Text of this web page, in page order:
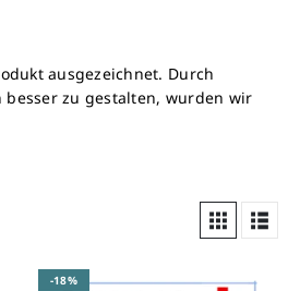
ausgezeichnet. Durch
zu gestalten, wurden wir
-18%